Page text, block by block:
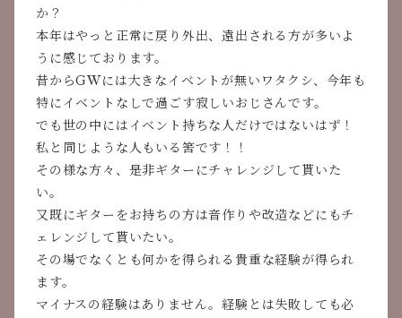
か？
本年はやっと正常に戻り外出、遠出される方が多いよ
うに感じております。
昔からGWには大きなイベントが無いワタクシ、今年も
特にイベントなしで過ごす寂しいおじさんです。
でも世の中にはイベント持ちな人だけではないはず！
私と同じような人もいる筈です！！
その様な方々、是非ギターにチャレンジして貰いた
い。
又既にギターをお持ちの方は音作りや改造などにもチ
ェレンジして貰いたい。
その場でなくとも何かを得られる貴重な経験が得られ
ます。
マイナスの経験はありません。経験とは失敗しても必